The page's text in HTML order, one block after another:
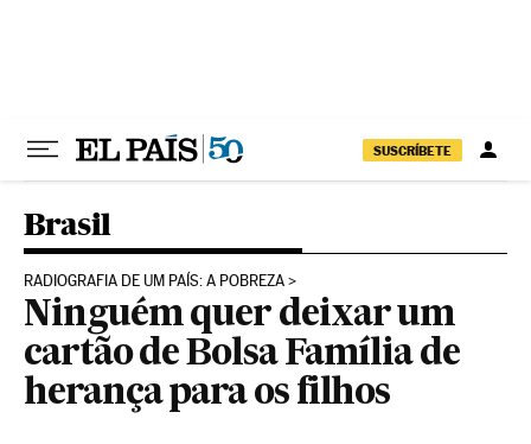
SUSCRÍBETE
Brasil
RADIOGRAFIA DE UM PAÍS: A POBREZA
Ninguém quer deixar um
cartão de Bolsa Família de
herança para os filhos